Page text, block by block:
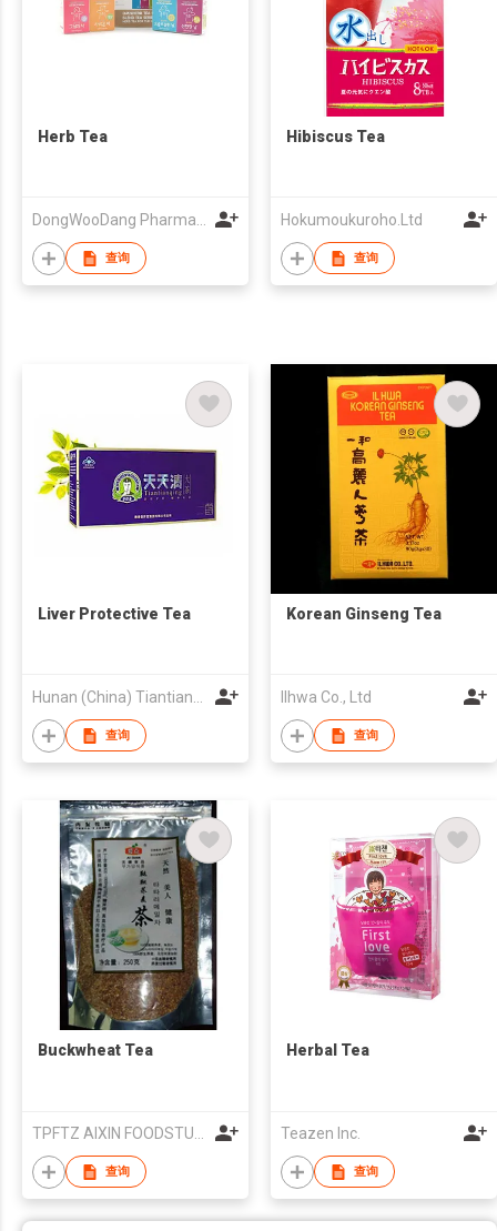
Herb Tea
查询
Hibiscus Tea
Hokumoukuroho.Ltd
查询
Liver Protective Tea
查询
Korean Ginseng Tea
Ilhwa Co., Ltd
查询
Buckwheat Tea
TPFTZ AIXIN FOODSTUFFS CO., LTD.
查询
Herbal Tea
Teazen Inc.
查询